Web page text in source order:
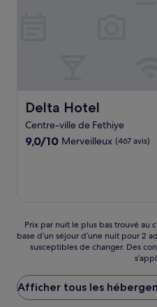
Delta Hotel
Delta Hotel
Centre-ville de Fethiye
9.0
9,0/10 Merveilleux (467 avis)
Prix
par
nuit
plus
bas
trouvé
Prix par nuit le plus bas trouvé au
base d’un séjour d’une nuit pour 2
susceptibles de changer. Des
Afficher tous les